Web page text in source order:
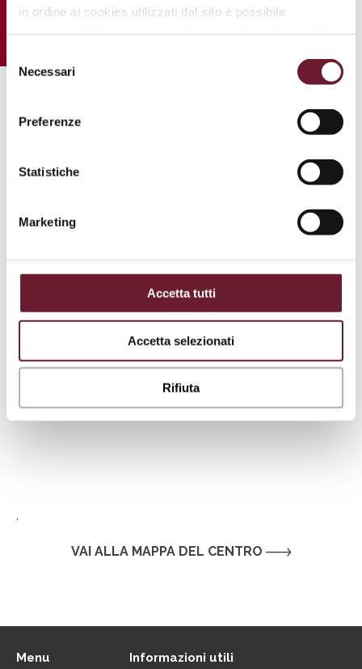
in ordine ai cookies utilizzati dal sito è possibile
mediante il link “
delNecessari
Preferenze
Statistiche
Marketing
Accetta tutti
Accetta selezionati
Rifiuta
.
VAI ALLA MAPPA DEL CENTRO
Menu Informazioni utili